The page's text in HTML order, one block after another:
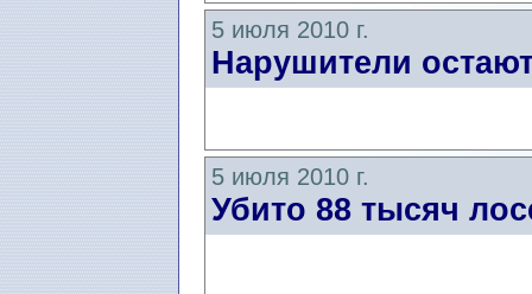
5 июля 2010 г.
Нарушители
5 июля 2010 г.
Убито 88 тысяч